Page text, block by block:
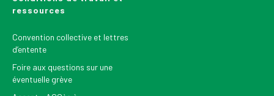
ressources
Convention collective et lettres
d’entente
Foire aux questions sur une
éventuelle grève